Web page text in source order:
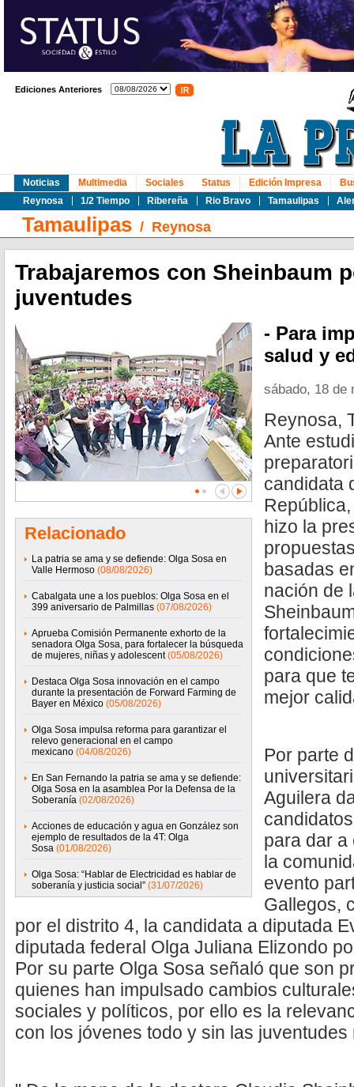
Ediciones Anteriores
Noticias
Reynosa
1/2 Tiempo Ribereña Rio Bravo Tamaulipas
Multimedia Sociales Status Edición Impresa
Tamaulipas / Reynosa
Trabajaremos con Sheinbaum
juventudes
Relacionado
La patria se ama y se defiende: Olga Sosa en
Valle Hermoso (08/08/2026)
Cabalgata une a los pueblos: Olga Sosa en el
399 aniversario de Palmillas (07/08/2026)
Aprueba Comisión Permanente exhorto de la
senadora Olga Sosa, para fortalecer la búsqueda
de mujeres, niñas y adolescent (05/08/2026)
Destaca Olga Sosa innovación en el campo
durante la presentación de Forward Farming de
Bayer en México (05/08/2026)
Olga Sosa impulsa reforma para garantizar el
relevo generacional en el campo
mexicano (04/08/2026)
En San Fernando la patria se ama y se defiende:
Olga Sosa en la asamblea Por la Defensa de la
Soberanía (02/08/2026)
Acciones de educación y agua en González son
ejemplo de resultados de la 4T: Olga
Sosa (01/08/2026)
Olga Sosa: “Hablar de Electricidad es hablar de
soberanía y justicia social” (31/07/2026)
- Para
salud y
sábado, 18 de
Reynosa,
Ante
candidata
hizo la
basadas
nación de
para que
mejor
Por parte
Aguilera
para dar a
la
evento
Gallegos,
por el distrito 4, la candidata a diputada
diputada federal Olga Juliana Elizondo
Por su parte Olga Sosa señaló que son
quienes han impulsado cambios
sociales y políticos, por ello es la
con los jóvenes todo y sin las juventudes